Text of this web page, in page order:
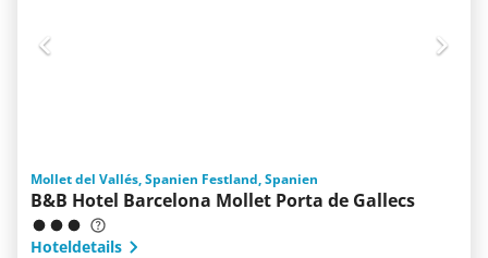
Mollet del Vallés, Spanien Festland, Spanien
B&B Hotel Barcelona Mollet Porta de Gallecs
Hoteldetails